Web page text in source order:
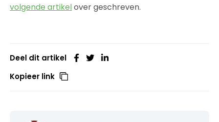
volgende artikelover geschreven.
Deel dit artikel
Kopieer link